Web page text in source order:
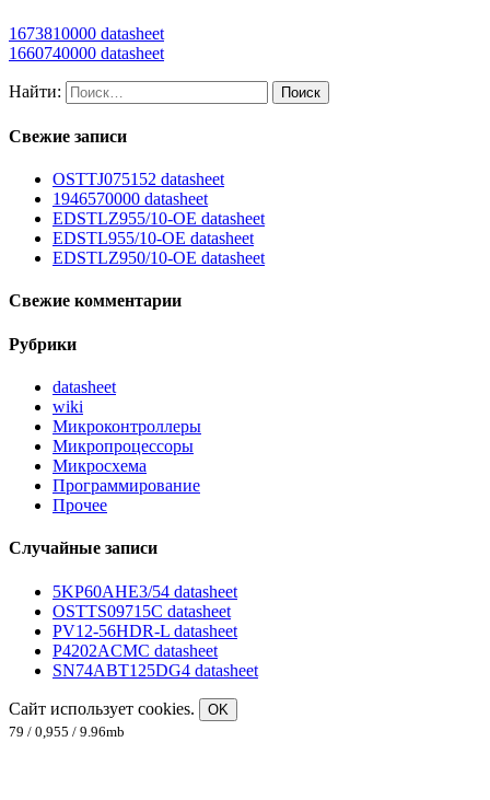
1673810000 datasheet
1660740000 datasheet
Найти:
Свежие записи
OSTTJ075152 datasheet
1946570000 datasheet
EDSTLZ955/10-OE datasheet
EDSTL955/10-OE datasheet
EDSTLZ950/10-OE datasheet
Свежие комментарии
Рубрики
datasheet
wiki
Микроконтроллеры
Микропроцессоры
Микросхема
Программирование
Прочее
Случайные записи
5KP60AHE3/54 datasheet
OSTTS09715C datasheet
PV12-56HDR-L datasheet
P4202ACMC datasheet
SN74ABT125DG4 datasheet
Сайт использует cookies.
OK
79 / 0,955 / 9.96mb